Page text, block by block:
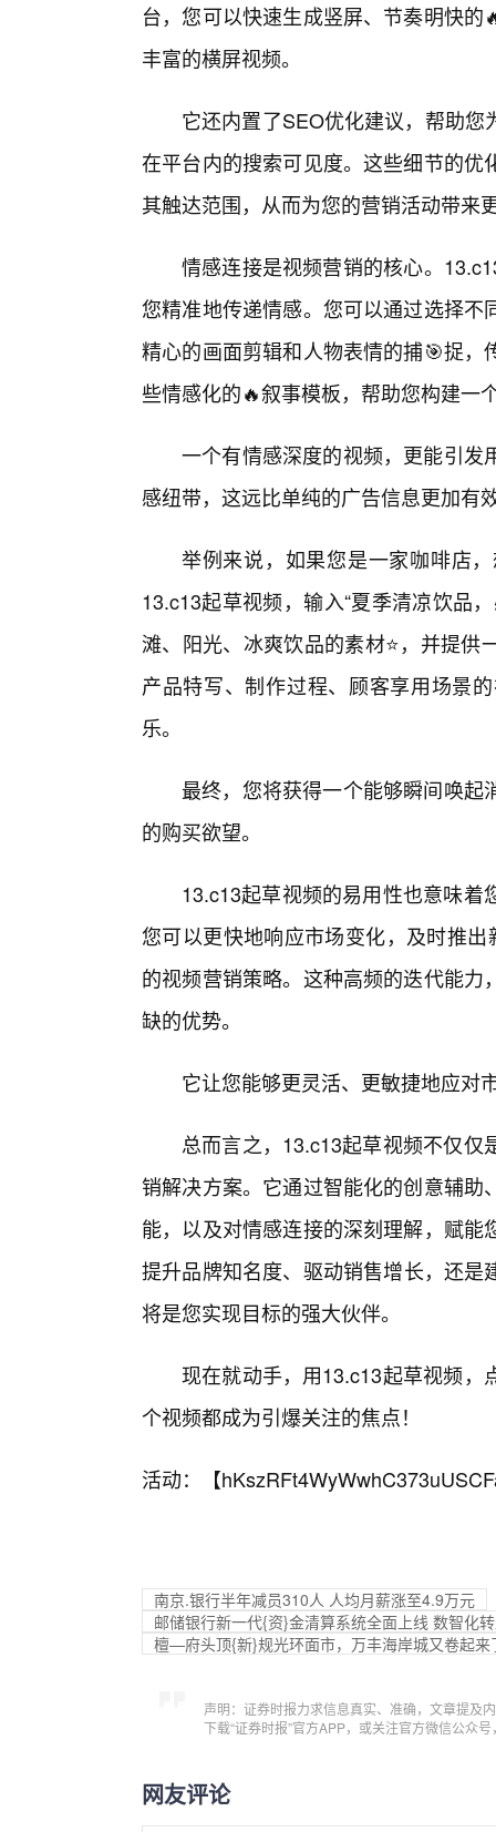
台，您可以快速生成竖屏、节奏明快
丰富的横屏视频。
它还内置了SEO优化建议，帮助
在平台内的搜索可见度。这些细节的
其触达范围，从而为您的营销活动带来
情感连接是视频营销的核心。
您精准地传递情感。您可以通过选择
精心的画面剪辑和人物表情的捕🎯捉
些情感化的🔥叙事模板，帮助您构建一
一个有情感深度的视频，更能引发
感纽带，这远比单纯的广告信息更加有
举例来说，如果您是一家咖啡店
13.c13起草视频，输入“夏季清凉饮品
滩、阳光、冰爽饮品的素材⭐，并提
产品特写、制作过程、顾客享用场景
乐。
最终，您将获得一个能够瞬间唤起
的购买欲望。
13.c13起草视频的易用性也意味
您可以更快地响应市场变化，及时推
的视频营销策略。这种高频的迭代能
缺的优势。
它让您能够更灵活、更敏捷地应对
总而言之，13.c13起草视频不仅
销解决方案。它通过智能化的创意辅
能，以及对情感连接的深刻理解，赋
提升品牌知名度、驱动销售增长，还
将是您实现目标的强大伙伴。
现在就动手，用13.c13起草视频，
个视频都成为引爆关注的焦点！
活动：【
南京.银行半年减员310人 人均月薪涨至4.9万元
邮储银行新一代{资}金清算系统全面上线 数智化
檀—府头顶{新}规光环面市，万丰海岸城又卷起来
声明：证券时报力求信息真实、准确，文章提及
下载“证券时报”官方APP，或关注官方微信公众
网友评论